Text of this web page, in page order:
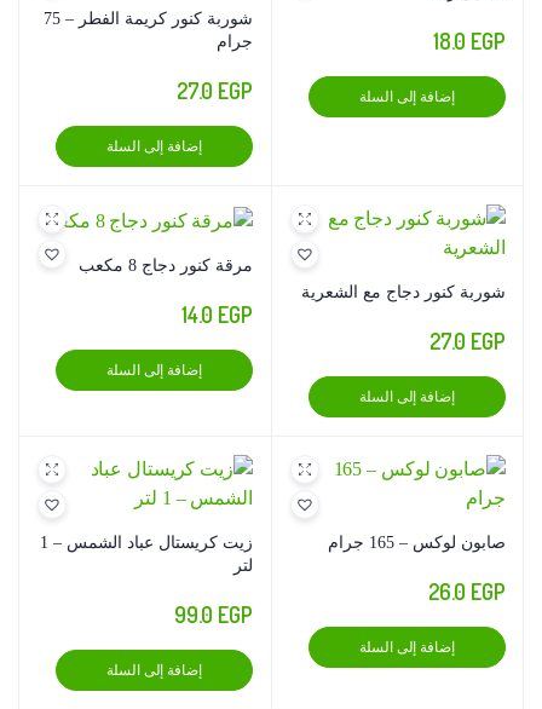
18.0 EGP
إضافة إلى السلة
شوربة كنور كريمة الفطر – 75
جرام
27.0 EGP
إضافة إلى السلة
شوربة كنور دجاج مع الشعرية
27.0 EGP
إضافة إلى السلة
مرقة كنور دجاج 8 مكعب
14.0 EGP
إضافة إلى السلة
صابون لوكس – 165 جرام
26.0 EGP
إضافة إلى السلة
زيت كريستال عباد الشمس – 1
لتر
99.0 EGP
إضافة إلى السلة